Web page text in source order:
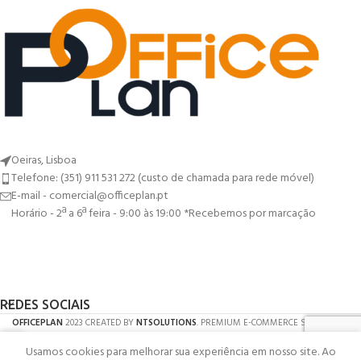
Oeiras, Lisboa
Telefone: (351) 911 531 272 (custo de chamada para rede móvel)
E-mail - comercial@officeplan.pt
Horário - 2ª a 6ª feira - 9:00 às 19:00 *Recebemos por marcação
REDES SOCIAIS
OFFICEPLAN2023 CREATED BYNTSOLUTIONS. PREMIUM E-COMMERCE SOLUTIONS.
Usamos cookies para melhorar sua experiência em nosso site. Ao